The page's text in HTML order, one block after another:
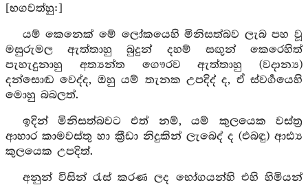
[භගවත්හු:]
යම් කෙනෙක් මේ ලෝකයෙහි මිනිසත්බව ලැබ පහ වූ
මසුරුමල ඇත්තාහු බුදුන් දහම් සඟුන් කෙරෙහිත්
පැහැදුනාහු අත්‍යන්ත ගෞරව ඇත්තාහු (වදාන්‍ය)
දන්සොඬ වෙද්ද, ඔහු යම් තැනක උපදිද් ද, ඒ ස්වර්‍ගයෙහි
මොහු බබලත්.
ඉදින් මිනිසත්බවට එත් නම්, යම් කුලයෙක වස්ත්‍ර
ආහාර කාමවස්තු හා ක්‍රීඩා නිදුකින් ලැබෙද් ද (එබඳු) ආඪ්‍ය
කුලයෙක උපදිත්.
අනුන් විසින් රැස් කරණ ලද භෝගයන්හි එහි හිමියන්